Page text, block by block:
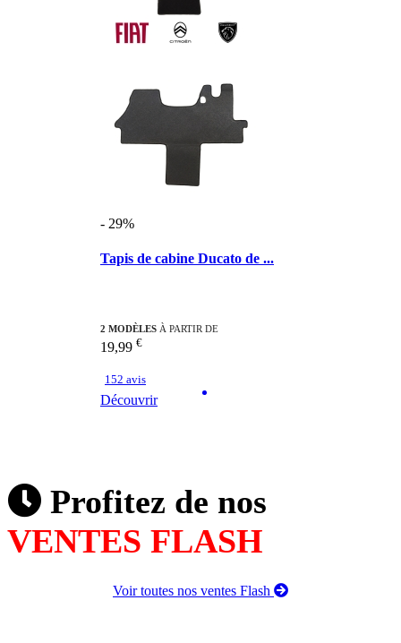
- 29%
Tapis de cabine Ducato de ...
2 MODÈLES À PARTIR DE
19,99 €
152 avis
Découvrir
Profitez de nos
VENTES FLASH
Voir toutes nos ventes Flash